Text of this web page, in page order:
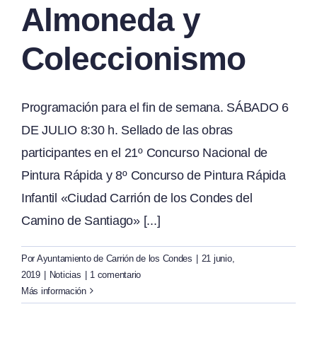
Almoneda y
Coleccionismo
Programación para el fin de semana. SÁBADO 6
DE JULIO 8:30 h. Sellado de las obras
participantes en el 21º Concurso Nacional de
Pintura Rápida y 8º Concurso de Pintura Rápida
Infantil «Ciudad Carrión de los Condes del
Camino de Santiago» [...]
Por Ayuntamiento de Carrión de los Condes
21 junio,
2019
Noticias
1 comentario
Más información